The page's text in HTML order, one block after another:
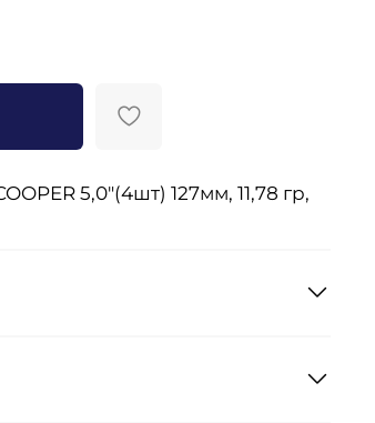
5,0"(4шт) 127мм, 11,78 гр,